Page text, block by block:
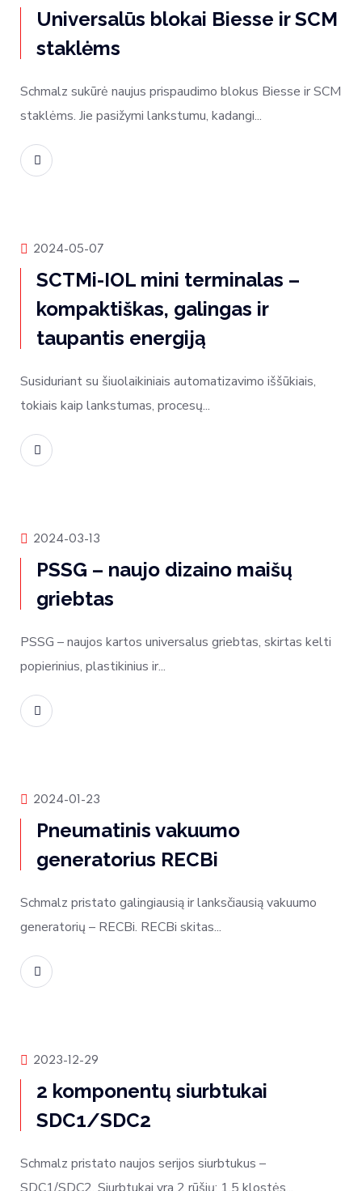
Universalūs blokai Biesse ir SCM
staklėms
Schmalz sukūrė naujus prispaudimo blokus Biesse ir SCM
staklėms. Jie pasižymi lankstumu, kadangi...
Produktų naujienos
2024-05-07
SCTMi-IOL mini terminalas –
kompaktiškas, galingas ir
taupantis energiją
Susiduriant su šiuolaikiniais automatizavimo iššūkiais,
tokiais kaip lankstumas, procesų...
Produktų naujienos
2024-03-13
PSSG – naujo dizaino maišų
griebtas
PSSG – naujos kartos universalus griebtas, skirtas kelti
popierinius, plastikinius ir...
Rinkos naujienos
2024-01-23
Pneumatinis vakuumo
generatorius RECBi
Schmalz pristato galingiausią ir lanksčiausią vakuumo
generatorių – RECBi. RECBi skitas...
Produktų naujienos
2023-12-29
2 komponentų siurbtukai
SDC1/SDC2
Schmalz pristato naujos serijos siurbtukus –